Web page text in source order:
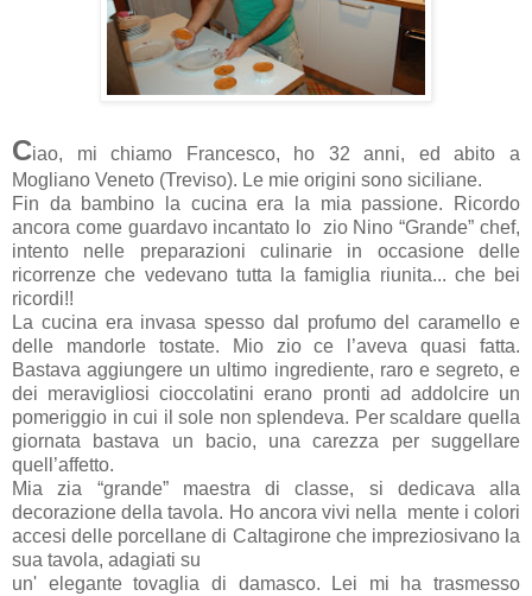
Ciao, mi chiamo Francesco, ho 32 anni, ed abito a
Mogliano Veneto (Treviso). Le mie origini sono siciliane.
Fin da bambino la cucina era la mia passione. Ricordo
ancora come guardavo incantato lo zio Nino “Grande” chef,
intento nelle preparazioni culinarie in occasione delle
ricorrenze che vedevano tutta la famiglia riunita... che bei
ricordi!!
La cucina era invasa spesso dal profumo del caramello e
delle mandorle tostate. Mio zio ce l’aveva quasi fatta.
Bastava aggiungere un ultimo ingrediente, raro e segreto, e
dei meravigliosi cioccolatini erano pronti ad addolcire un
pomeriggio in cui il sole non splendeva. Per scaldare quella
giornata bastava un bacio, una carezza per suggellare
quell’affetto.
Mia zia “grande” maestra di classe, si dedicava alla
decorazione della tavola. Ho ancora vivi nella mente i colori
accesi delle porcellane di Caltagirone che impreziosivano la
sua tavola, adagiati su
un' elegante tovaglia di damasco. Lei mi ha trasmesso